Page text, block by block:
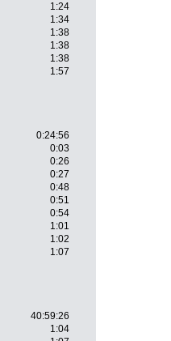
1:24
1:34
1:38
1:38
1:38
1:57
0:24:56
0:03
0:26
0:27
0:48
0:51
0:54
1:01
1:02
1:07
40:59:26
1:04